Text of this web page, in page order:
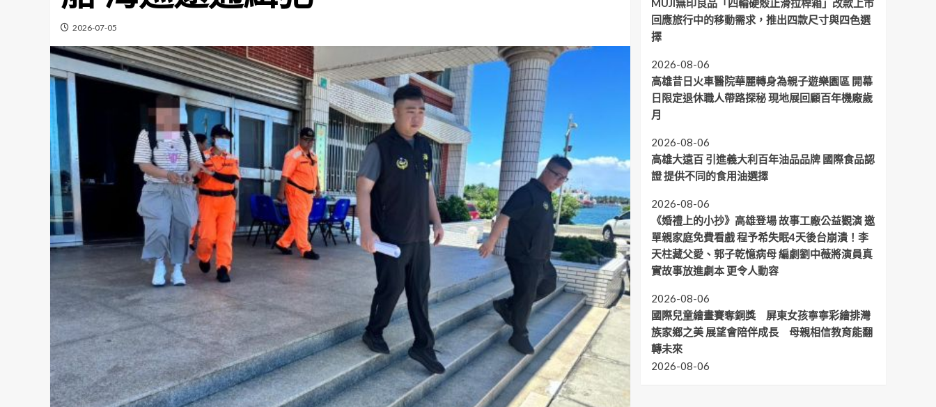
2026-07-05
MUJI無印良品「四輪硬殼止滑拉桿箱」改款上市
回應旅行中的移動需求，推出四款尺寸與四色選
擇
2026-08-06
高雄昔日火車醫院華麗轉身為親子遊樂園區 開幕
日限定退休職人帶路探秘 現地展回顧百年機廠歲
月
2026-08-06
高雄大遠百 引進義大利百年油品品牌 國際食品認
證 提供不同的食用油選擇
2026-08-06
《婚禮上的小抄》高雄登場 故事工廠公益觀演 邀
單親家庭免費看戲 程予希失眠4天後台崩潰！李
天柱藏父愛、郭子乾憶病母 編劇劉中薇將演員真
實故事放進劇本 更令人動容
2026-08-06
國際兒童繪畫賽奪銅獎 屏東女孩寧寧彩繪排灣
族家鄉之美 展望會陪伴成長 母親相信教育能翻
轉未來
2026-08-06